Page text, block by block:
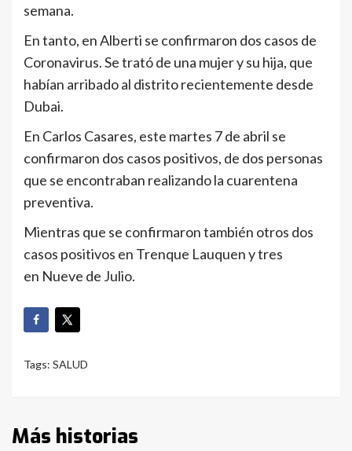
semana.
En tanto, en Alberti se confirmaron dos casos de
Coronavirus. Se trató de una mujer y su hija, que
habían arribado al distrito recientemente desde
Dubai.
En Carlos Casares, este martes 7 de abril se
confirmaron dos casos positivos, de dos personas
que se encontraban realizando la cuarentena
preventiva.
Mientras que se confirmaron también otros dos
casos positivos en Trenque Lauqueny tres
en Nueve de Julio.
Tags: SALUD
Más historias